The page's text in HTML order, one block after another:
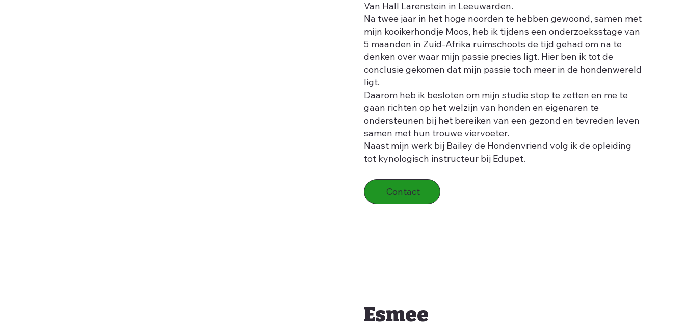
Van Hall Larenstein in Leeuwarden.
Na twee jaar in het hoge noorden te hebben gewoond, samen met
mijn kooikerhondje Moos, heb ik tijdens een onderzoeksstage van
5 maanden in Zuid-Afrika ruimschoots de tijd gehad om na te
denken over waar mijn passie precies ligt. Hier ben ik tot de
conclusie gekomen dat mijn passie toch meer in de hondenwereld
ligt.
Daarom heb ik besloten om mijn studie stop te zetten en me te
gaan richten op het welzijn van honden en eigenaren te
ondersteunen bij het bereiken van een gezond en tevreden leven
samen met hun trouwe viervoeter.
Naast mijn werk bij Bailey de Hondenvriend volg ik de opleiding
tot kynologisch instructeur bij Edupet.
Contact
Esmee